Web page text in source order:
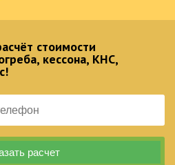
стоимости
кессона, КНС,